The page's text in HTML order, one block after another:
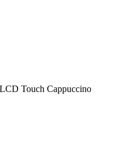
Touch Cappuccino